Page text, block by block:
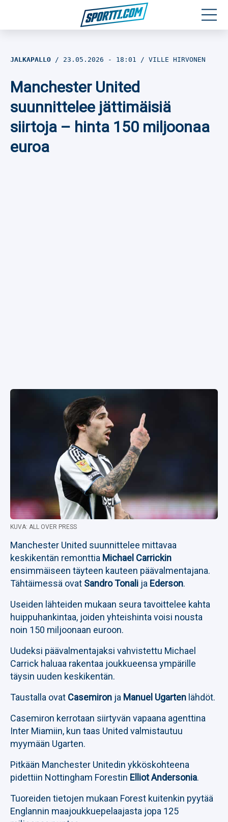
Jalkapallo
Yleisurheilu
Talviurheilu
JALKAPALLO 23.05.2026 - 18:01 VILLE HIRVONEN
Manchester United
suunnittelee jättimäisiä
siirtoja – hinta 150 miljoonaa
euroa
KUVA: ALL OVER PRESS
Manchester United suunnittelee mittavaa
keskikentän remonttia Michael Carrickin
ensimmäiseen täyteen kauteen päävalmentajana.
Tähtäimessä ovat Sandro Tonali ja Ederson.
Useiden lähteiden mukaan seura tavoittelee kahta
huippuhankintaa, joiden yhteishinta voisi nousta
noin 150 miljoonaan euroon.
Uudeksi päävalmentajaksi vahvistettu Michael
Carrick haluaa rakentaa joukkueensa ympärille
täysin uuden keskikentän.
Taustalla ovat Casemiron ja Manuel Ugarten lähdöt.
Casemiron kerrotaan siirtyvän vapaana agenttina
Inter Miamiin, kun taas United valmistautuu
myymään Ugarten.
Pitkään Manchester Unitedin ykköskohteena
pidettiin Nottingham Forestin Elliot Andersonia.
Tuoreiden tietojen mukaan Forest kuitenkin pyytää
Englannin maajoukkuepelaajasta jopa 125